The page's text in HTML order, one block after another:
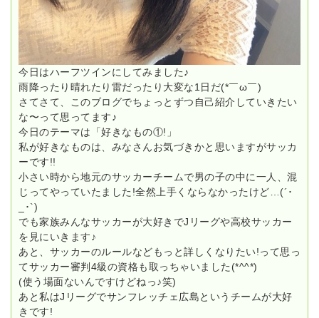
今日はハーフツインにしてみました♪
雨降ったり晴れたり雷だったり大変な1日だ(*￣ω￣)
さてさて、このブログでちょっとずつ自己紹介していきたい
な〜って思ってます♪
今日のテーマは「好きなもの①!」
私が好きなものは、みなさんお気づきかと思いますがサッカ
ーです!!
小さい時から地元のサッカーチームで男の子の中に一人、混
じってやっていたました!全然上手くならなかったけど…(´･
_･`)
でも家族みんなサッカーが大好きでJリーグや高校サッカー
を見にいきます♪
あと、サッカーのルールなどもっと詳しくなりたい!って思っ
てサッカー審判4級の資格も取っちゃいました(*^^*)
(使う場面ないんですけどねっ♪笑)
あと私はJリーグでサンフレッチェ広島というチームが大好
きです!